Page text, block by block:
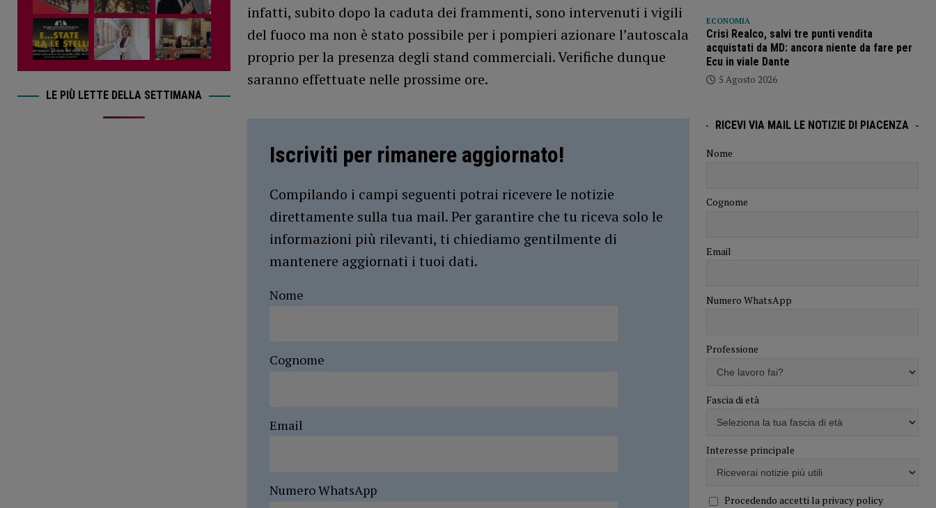
infatti, subito dopo la caduta dei frammenti, sono intervenuti i vigili
del fuoco ma non è stato possibile per i pompieri azionare l’autoscala
proprio per la presenza degli stand commerciali. Verifiche dunque
saranno effettuate nelle prossime ore.
Iscriviti per rimanere aggiornato!
Compilando i campi seguenti potrai ricevere le notizie
direttamente sulla tua mail. Per garantire che tu riceva solo le
informazioni più rilevanti, ti chiediamo gentilmente di
mantenere aggiornati i tuoi dati.
Nome
Cognome
Email
Numero WhatsApp
LE PIÙ LETTE DELLA SETTIMANA
ECONOMIA
Crisi Realco, salvi tre punti vendita
acquistati da MD: ancora niente da fare per
Ecu in viale Dante
5 Agosto 2026
RICEVI VIA MAIL LE NOTIZIE DI PIACENZA
Nome
Cognome
Email
Numero WhatsApp
Professione
Fascia di età
Interesse principale
Procedendo accetti la privacy policy